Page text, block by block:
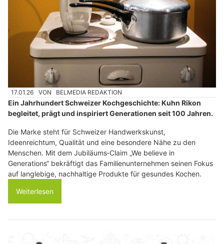
17.01.26 VON BELMEDIA REDAKTION
Ein Jahrhundert Schweizer Kochgeschichte: Kuhn Rikon
begleitet, prägt und inspiriert Generationen seit 100 Jahren.
Die Marke steht für Schweizer Handwerkskunst,
Ideenreichtum, Qualität und eine besondere Nähe zu den
Menschen. Mit dem Jubiläums‑Claim „We believe in
Generations“ bekräftigt das Familienunternehmen seinen Fokus
auf langlebige, nachhaltige Produkte für gesundes Kochen.
Weiterlesen